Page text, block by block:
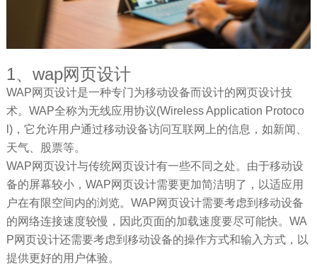
1、wap网页设计
WAP网页设计是一种专门为移动设备而设计的网页设计技
术。WAP全称为无线应用协议(Wireless Application Protoco
l)，它允许用户通过移动设备访问互联网上的信息，如新闻、
天气、股票等。
WAP网页设计与传统网页设计有一些不同之处。由于移动设
备的屏幕较小，WAP网页设计需要更加简洁明了，以适应用
户在有限空间内的浏览。WAP网页设计需要考虑到移动设备
的网络连接速度较慢，因此页面的加载速度要尽可能快。WA
P网页设计还需要考虑到移动设备的操作方式和输入方式，以
提供更好的用户体验。